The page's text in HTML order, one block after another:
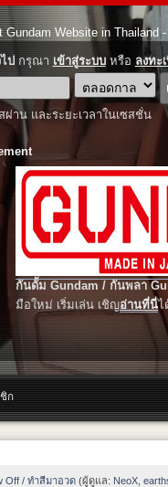
Website in Thailand
ปกรุณา เข้าสู่ระบบหรือ ลงทะ
าน และระยะเวลาในเซสชั่น
กันดั้ม Gundam / กันพลา
มือใหม่ เริ่มเล่น เชิญอ่านที่นี่ไ
ก
Off / ทำสีมาอวด (ผู้ดูแล: NeoX ,